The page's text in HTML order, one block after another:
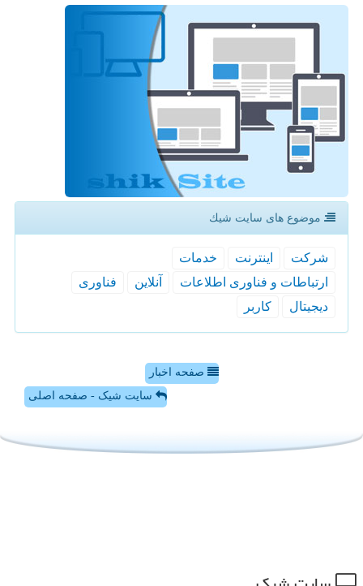
موضوع های سایت شیك
شركت اینترنت
خدمات
ارتباطات و فناوری اطلاعات
آنلاین
فناوری
دیجیتال
كاربر
صفحه اخبار
سایت شیک - صفحه اصلی